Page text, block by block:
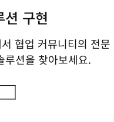
구현
협업 커뮤니티의 전문
루션을 찾아보세요.